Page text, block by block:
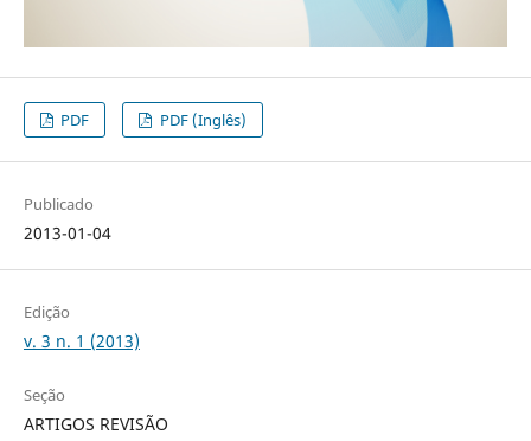
PDF PDF (Inglês)
Publicado
2013-01-04
Edição
v. 3 n. 1 (2013)
Seção
ARTIGOS REVISÃO